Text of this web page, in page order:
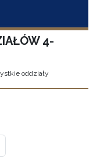
4-
oddziały
strona